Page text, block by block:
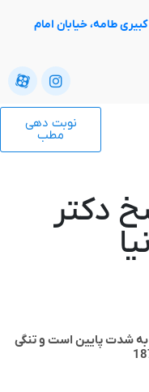
طامه، خیابان امام
نوبت دهی
پایین است و تنگی